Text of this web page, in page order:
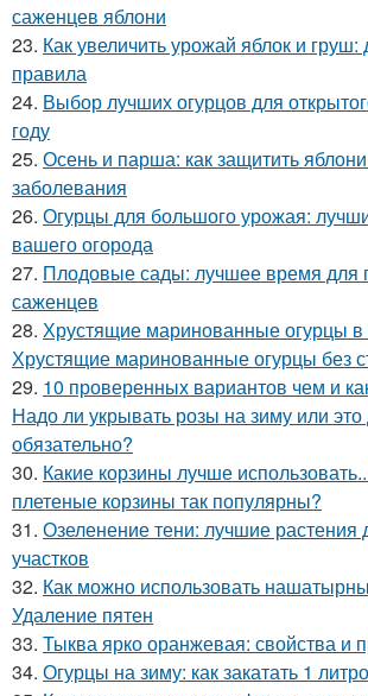
саженцев яблони
23. Как увеличить урожай яблок и
правила
24. Выбор лучших огурцов для
году
25. Осень и парша: как защитить
заболевания
26. Огурцы для большого урожая:
вашего огорода
27. Плодовые сады: лучшее время для
саженцев
28. Хрустящие маринованные огурцы в
Хрустящие маринованные огурцы без
29. 10 проверенных вариантов чем и
Надо ли укрывать розы на зиму или это
обязательно?
30. Какие корзины лучше
плетеные корзины так популярны?
31. Озеленение тени: лучшие растения
участков
32. Как можно использовать
Удаление пятен
33. Тыква ярко оранжевая: свойства и
34. Огурцы на зиму: как закатать 1